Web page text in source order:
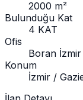
2000 m²
Bulunduğu Kat
4 KAT
Ofis
Boran
Konum
İzmir /